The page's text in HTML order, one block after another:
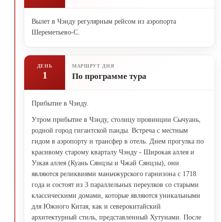
Вылет в Чэнду регулярным рейсом из аэропорта
Шереметьево-С.
ДЕНЬ
1
МАРШРУТ ДНЯ
По программе тура
Прибытие в Чэнду.
Утром прибытие в Чэнду, столицу провинции Сычуань,
родной город гигантской панды. Встреча с местным
гидом в аэропорту и трансфер в отель. Днем прогулка по
красивому старому кварталу Чэнду - Широкая аллея и
Узкая аллея (Куань Сянцзы и Чжай Сянцзы), они
являются реликвиями маньчжурского гарнизона с 1718
года и состоят из 3 параллельных переулков со старыми
классическими домами, которые являются уникальными
для Южного Китая, как и северокитайский
архитектурный стиль, представленный Хутунами. После